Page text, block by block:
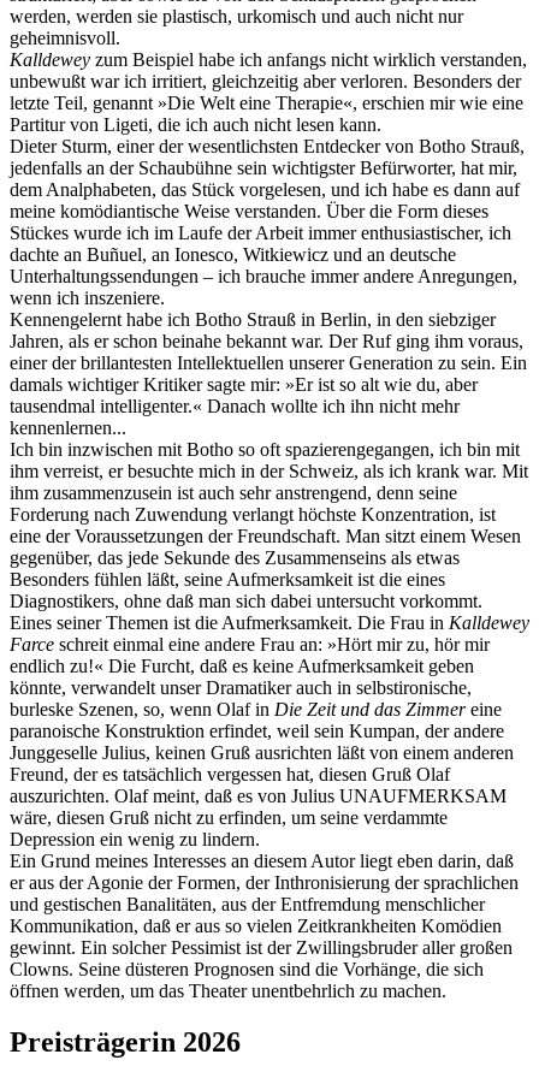
werden, werden sie plastisch, urkomisch und auch nicht nur
geheimnisvoll.
Kalldewey zum Beispiel habe ich anfangs nicht wirklich verstanden,
unbewußt war ich irritiert, gleichzeitig aber verloren. Besonders der
letzte Teil, genannt »Die Welt eine Therapie«, erschien mir wie eine
Partitur von Ligeti, die ich auch nicht lesen kann.
Dieter Sturm, einer der wesentlichsten Entdecker von Botho Strauß,
jedenfalls an der Schaubühne sein wichtigster Befürworter, hat mir,
dem Analphabeten, das Stück vorgelesen, und ich habe es dann auf
meine komödiantische Weise verstanden. Über die Form dieses
Stückes wurde ich im Laufe der Arbeit immer enthusiastischer, ich
dachte an Buñuel, an Ionesco, Witkiewicz und an deutsche
Unterhaltungssendungen – ich brauche immer andere Anregungen,
wenn ich inszeniere.
Kennengelernt habe ich Botho Strauß in Berlin, in den siebziger
Jahren, als er schon beinahe bekannt war. Der Ruf ging ihm voraus,
einer der brillantesten Intellektuellen unserer Generation zu sein. Ein
damals wichtiger Kritiker sagte mir: »Er ist so alt wie du, aber
tausendmal intelligenter.« Danach wollte ich ihn nicht mehr
kennenlernen...
Ich bin inzwischen mit Botho so oft spazierengegangen, ich bin mit
ihm verreist, er besuchte mich in der Schweiz, als ich krank war. Mit
ihm zusammenzusein ist auch sehr anstrengend, denn seine
Forderung nach Zuwendung verlangt höchste Konzentration, ist
eine der Voraussetzungen der Freundschaft. Man sitzt einem Wesen
gegenüber, das jede Sekunde des Zusammenseins als etwas
Besonders fühlen läßt, seine Aufmerksamkeit ist die eines
Diagnostikers, ohne daß man sich dabei untersucht vorkommt.
Eines seiner Themen ist die Aufmerksamkeit. Die Frau in Kalldewey
Farce schreit einmal eine andere Frau an: »Hört mir zu, hör mir
endlich zu!« Die Furcht, daß es keine Aufmerksamkeit geben
könnte, verwandelt unser Dramatiker auch in selbstironische,
burleske Szenen, so, wenn Olaf in Die Zeit und das Zimmereine
paranoische Konstruktion erfindet, weil sein Kumpan, der andere
Junggeselle Julius, keinen Gruß ausrichten läßt von einem anderen
Freund, der es tatsächlich vergessen hat, diesen Gruß Olaf
auszurichten. Olaf meint, daß es von Julius UNAUFMERKSAM
wäre, diesen Gruß nicht zu erfinden, um seine verdammte
Depression ein wenig zu lindern.
Ein Grund meines Interesses an diesem Autor liegt eben darin, daß
er aus der Agonie der Formen, der Inthronisierung der sprachlichen
und gestischen Banalitäten, aus der Entfremdung menschlicher
Kommunikation, daß er aus so vielen Zeitkrankheiten Komödien
gewinnt. Ein solcher Pessimist ist der Zwillingsbruder aller großen
Clowns. Seine düsteren Prognosen sind die Vorhänge, die sich
öffnen werden, um das Theater unentbehrlich zu machen.
Preisträgerin 2026